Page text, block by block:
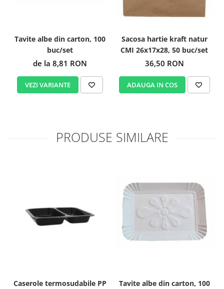
Tavite albe din carton, 100
buc/set
de la 8,81 RON
VEZI VARIANTE
Sacosa hartie kraft natur
CMI 26x17x28, 50 buc/set
36,50 RON
ADAUGA IN COS
PRODUSE SIMILARE
Caserole termosudabile PP
Tavite albe din carton, 100